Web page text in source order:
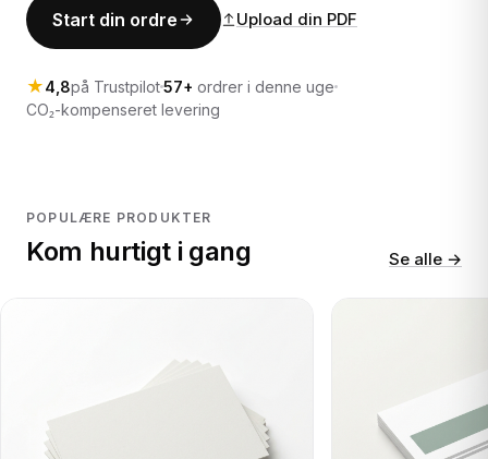
Start din ordre Upload din PDF
★4,8på Trustpilot57+ ordrer i denne uge
CO₂-kompenseret levering
Fra 295 kr
POPULÆRE PRODUKTER
Kom hurtigt i gang Se alle →